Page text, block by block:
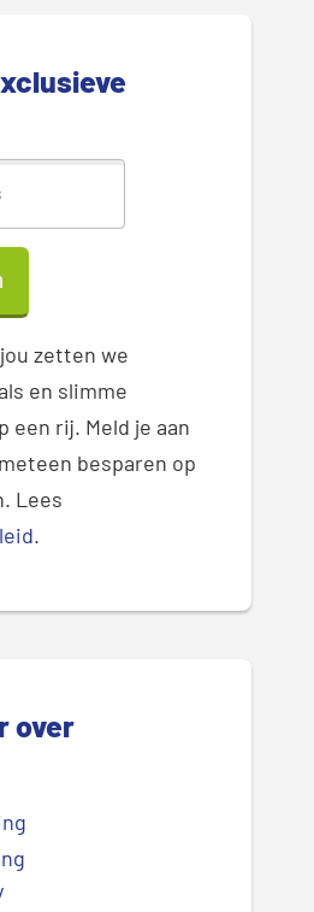
zetten we
en slimme
een rij. Meld je aan
besparen op
Lees
.
over